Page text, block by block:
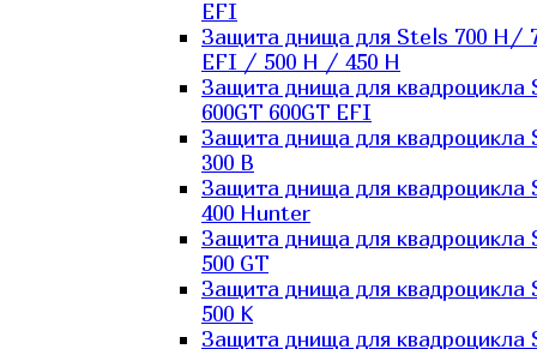
EFI
Защита днища для Stels 700 H/
EFI / 500 H / 450 H
Защита днища для квадроцикла
600GT 600GT EFI
Защита днища для квадроцикла
300 B
Защита днища для квадроцикла
400 Hunter
Защита днища для квадроцикла
500 GT
Защита днища для квадроцикла
500 K
Защита днища для квадроцикла